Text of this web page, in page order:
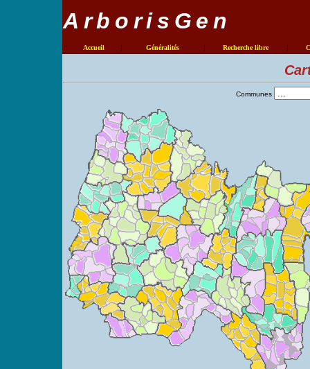
ArborisGen
| Accueil | Généralités | Recherche libre |
Communes